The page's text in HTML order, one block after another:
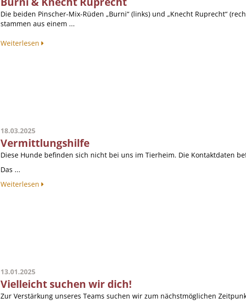
Die beiden Pinscher-Mix-Rüden „Burni“ (links) und „Knecht Ruprecht“
stammen aus einem ...
Weiterlesen
18.03.2025
Vermittlungshilfe
Diese Hunde befinden sich nicht bei uns im Tierheim. Die Kontaktdaten
Das ...
Weiterlesen
13.01.2025
Vielleicht suchen wir dich!
Zur Verstärkung unseres Teams suchen wir zum nächstmöglichen